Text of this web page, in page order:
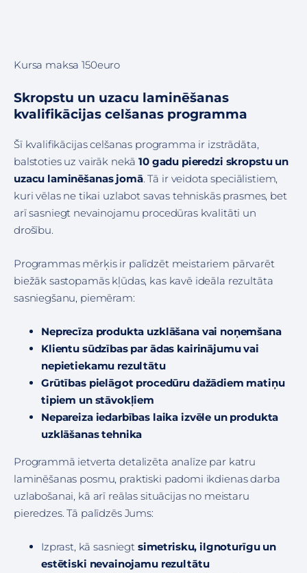
Kursa maksa 150euro
Skropstu un uzacu laminēšanas
kvalifikācijas celšanas programma
Šī kvalifikācijas celšanas programma ir izstrādāta,
balstoties uz vairāk nekā10 gadu pieredzi skropstu un
uzacu laminēšanas jomā. Tā ir veidota speciālistiem,
kuri vēlas ne tikai uzlabot savas tehniskās prasmes, bet
arī sasniegt nevainojamu procedūras kvalitāti un
drošību.
Programmas mērķis ir palīdzēt meistariem pārvarēt
biežāk sastopamās kļūdas, kas kavē ideāla rezultāta
sasniegšanu, piemēram:
Neprecīza produkta uzklāšana vai noņemšana
Klientu sūdzības par ādas kairinājumu vai
nepietiekamu rezultātu
Grūtības pielāgot procedūru dažādiem matiņu
tipiem un stāvokļiem
Nepareiza iedarbības laika izvēle un produkta
uzklāšanas tehnika
Programmā ietverta detalizēta analīze par katru
laminēšanas posmu, praktiski padomi ikdienas darba
uzlabošanai, kā arī reālas situācijas no meistaru
pieredzes. Tā palīdzēs Jums:
Izprast, kā sasniegt simetrisku, ilgnoturīgu un
estētiski nevainojamu rezultātu